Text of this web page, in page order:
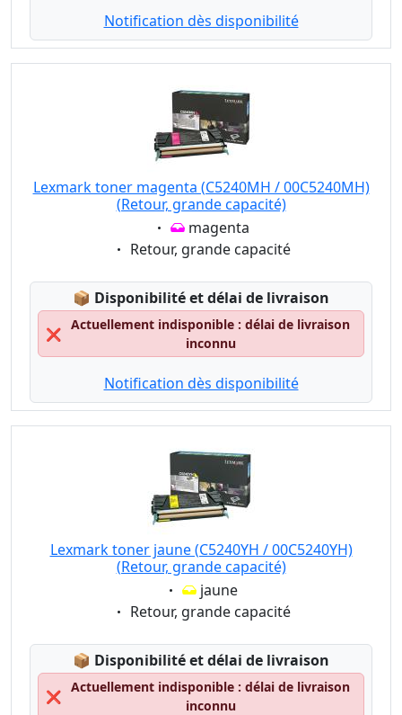
Notification dès disponibilité
Lexmark toner magenta (C5240MH / 00C5240MH)
(Retour, grande capacité)
Eigenschaft:
magenta
Eigenschaft:
Retour, grande capacité
📦 Lagerstatus:
Disponibilité et délai de livraison
❌
Actuellement indisponible : délai de livraison
inconnu
Notification dès disponibilité
Lexmark toner jaune (C5240YH / 00C5240YH)
(Retour, grande capacité)
Eigenschaft:
jaune
Eigenschaft:
Retour, grande capacité
📦 Lagerstatus:
Disponibilité et délai de livraison
❌
Actuellement indisponible : délai de livraison
inconnu